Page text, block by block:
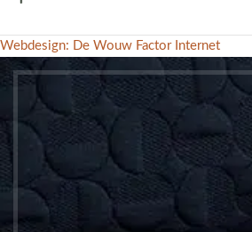
Webdesign: De Wouw Factor Internet